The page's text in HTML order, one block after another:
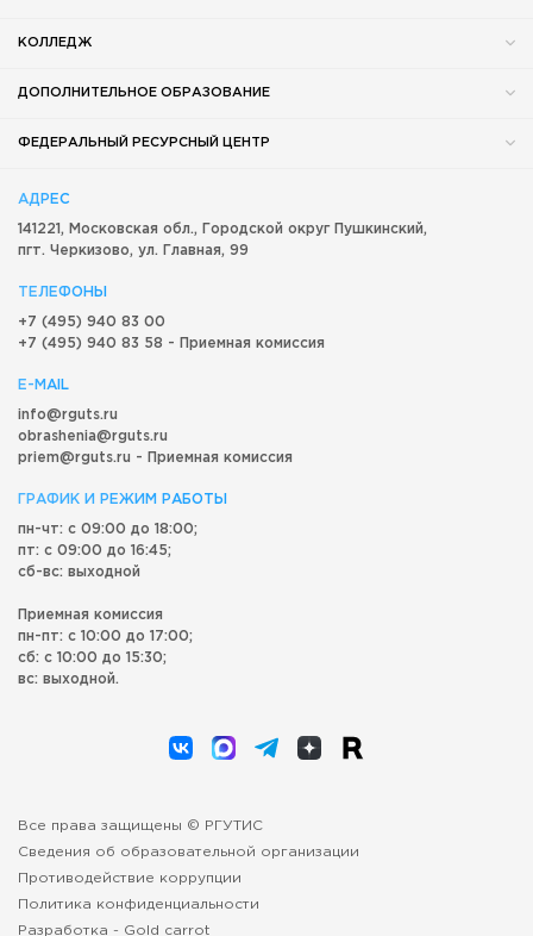
КОЛЛЕДЖ
ДОПОЛНИТЕЛЬНОЕ ОБРАЗОВАНИЕ
ФЕДЕРАЛЬНЫЙ РЕСУРСНЫЙ ЦЕНТР
АДРЕС
141221, Московская обл., Городской округ Пушкинский,
пгт. Черкизово, ул. Главная, 99
ТЕЛЕФОНЫ
+7 (495) 940 83 00
+7 (495) 940 83 58 - Приемная комиссия
E-MAIL
info@rguts.ru
obrashenia@rguts.ru
priem@rguts.ru - Приемная комиссия
ГРАФИК И РЕЖИМ РАБОТЫ
пн-чт: с 09:00 до 18:00;
пт: с 09:00 до 16:45;
сб-вс: выходной
Приемная комиссия
пн-пт: с 10:00 до 17:00;
сб: с 10:00 до 15:30;
вс: выходной.
Все права защищены © РГУТИС
Сведения об образовательной организации
Противодействие коррупции
Политика конфиденциальности
Разработка - Gold carrot